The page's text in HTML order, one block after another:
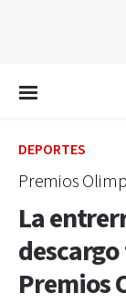
DEPORTES
Premios
La
Premios